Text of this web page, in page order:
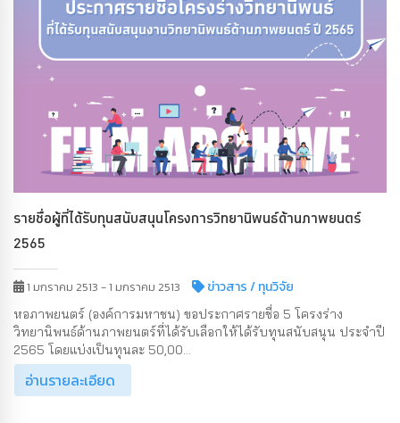
รายชื่อผู้ที่ได้รับทุนสนับสนุนโครงการวิทยานิพนธ์ด้านภาพยนตร์
2565
1 มกราคม 2513 - 1 มกราคม 2513 ข่าวสาร/ ทุนวิจัย
หอภาพยนตร์ (องค์การมหาชน) ขอประกาศรายชื่อ 5 โครงร่าง
วิทยานิพนธ์ด้านภาพยนตร์ที่ได้รับเลือกให้ได้รับทุนสนับสนุน ประจำปี
2565 โดยแบ่งเป็นทุนละ 50,00...
อ่านรายละเอียด